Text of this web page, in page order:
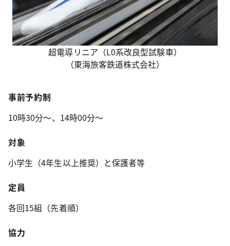
超電導リニア（L0系改良型試験車）
（東海旅客鉄道株式会社）
事前予約制
10時30分～、14時00分～
対象
小学生（4年生以上推奨）と保護者等
定員
各回15組（先着順）
協力